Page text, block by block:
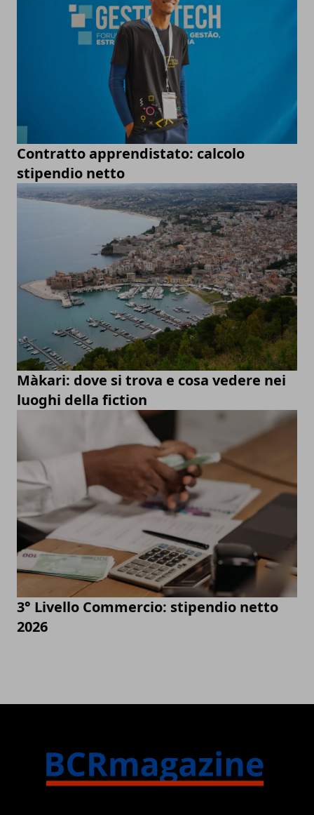
Contratto apprendistato: calcolo
stipendio netto
Màkari: dove si trova e cosa vedere nei
luoghi della fiction
3° Livello Commercio: stipendio netto
2026